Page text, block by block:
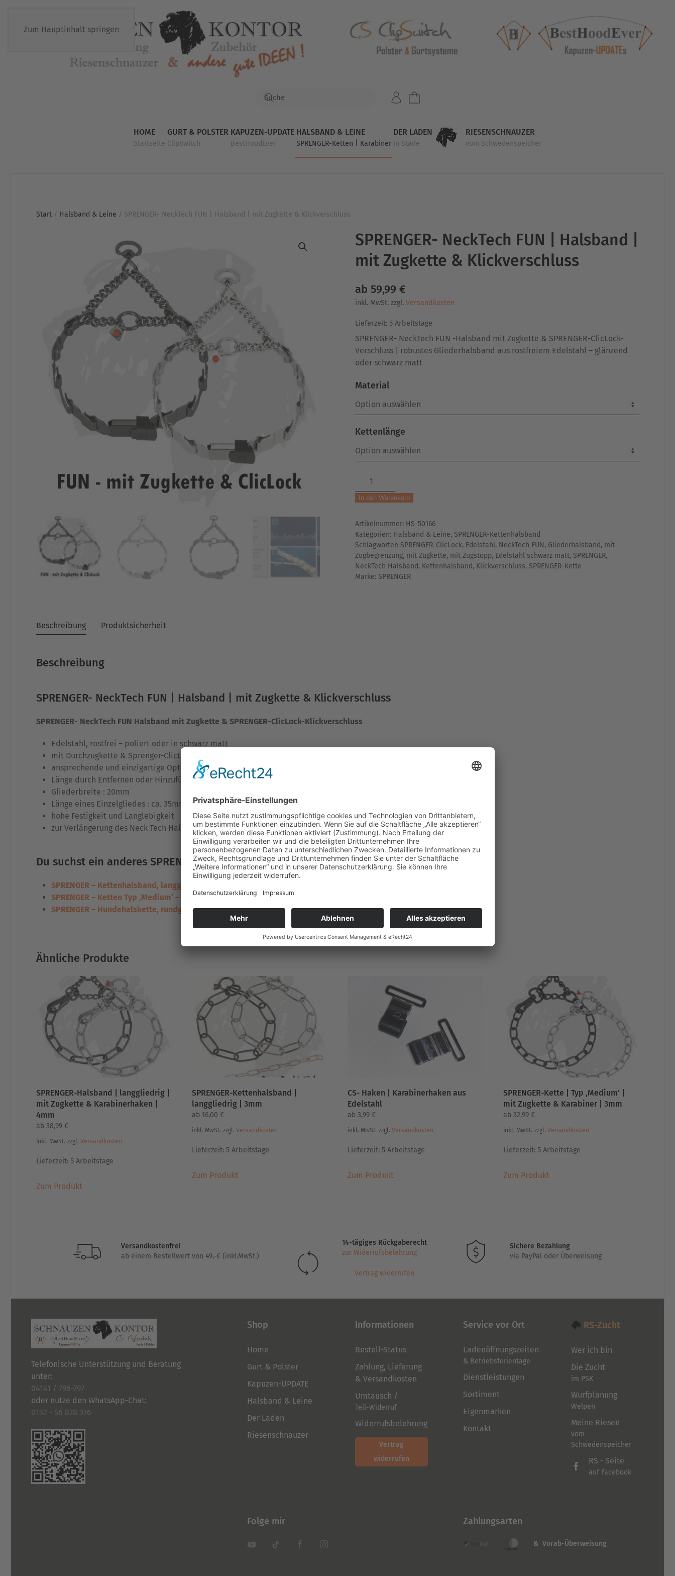
Zum Hauptinhalt springen
HOME
Startseite
GURT & POLSTER
ClipSwitch
KAPUZEN-UPDATE
BestHoodEver
HALSBAND & LEINE
SPRENGER-Ketten | Karabiner
DER LADEN
in Stade
RIESENSCHNAUZER
vom Schwedenspeicher
Start / Halsband & Leine / SPRENGER- NeckTech FUN | Halsband | mit Zugkette & Klickverschluss
SPRENGER- NeckTech FUN | Halsband |
mit Zugkette & Klickverschluss
ab 59,99 €
inkl. MwSt. zzgl. Versandkosten
Lieferzeit: 5 Arbeitstage
SPRENGER- NeckTech FUN -Halsband mit Zugkette & SPRENGER-ClicLock-
Verschluss | robustes Gliederhalsband aus rostfreiem Edelstahl – glänzend
oder schwarz matt
Material
Kettenlänge
SPRENGER-
FUN
Halsband
|
mit
Zugkette
&
In den Warenkorb
Artikelnummer: HS-50166
Kategorien: Halsband & Leine, SPRENGER-Kettenhalsband
Schlagwörter: SPRENGER-ClicLock, Edelstahl, NeckTech FUN, Gliederhalsband, mit
Zugbegrenzung, mit Zugkette, mit Zugstopp, Edelstahl schwarz matt, SPRENGER,
NeckTech Halsband, Kettenhalsband, Klickverschluss, SPRENGER-Kette
Marke: SPRENGER
Beschreibung Produktsicherheit
Beschreibung
SPRENGER- NeckTech FUN | Halsband | mit Zugkette & Klickverschluss
SPRENGER- NeckTech FUN Halsband mit Zugkette & SPRENGER-ClicLock-Klickverschluss
Edelstahl, rostfrei – poliert oder in schwarz matt
mit Durchzugkette & Sprenger-ClicLock – Klickverschluss für ein einfaches Anlegen des Halsbandes
ansprechende und einzigartige Optik
Länge durch Entfernen oder Hinzufügen einzelner Glieder variierbar
Gliederbreite : 20mm
Länge eines Einzelgliedes : ca. 35mm
hohe Festigkeit und Langlebigkeit
zur Verlängerung des Neck Tech Halsbandes sindErsatzgliederhier im Online-Shop erhältlich
Du suchst ein anderes SPRENGER Gliederhalsband für Deinen Hund ?
SPRENGER – Kettenhalsband, langgliedrig
SPRENGER – Ketten Typ ‚Medium‘ – mit mittellangen Kettengliedern
SPRENGER – Hundehalskette, rundgliedrig
Ähnliche Produkte
SPRENGER-Halsband | langgliedrig |
mit Zugkette & Karabinerhaken |
4mm
ab 38,99 €
inkl. MwSt. zzgl. Versandkosten
Lieferzeit: 5 Arbeitstage
Zum ProduktProdukt
Die
Optionen
gewählt
werden
SPRENGER-Kettenhalsband |
langgliedrig | 3mm
ab 16,00 €
inkl. MwSt. zzgl. Versandkosten
Lieferzeit: 5 Arbeitstage
Zum ProduktProdukt
können
Produktseite
werden
CS- Haken | Karabinerhaken aus
Edelstahl
ab 3,99 €
inkl. MwSt. zzgl. Versandkosten
Lieferzeit: 5 Arbeitstage
Zum ProduktProdukt
Optionen
auf
Produktseite
werden
SPRENGER-Kette | Typ ‚Medium‘ |
mit Zugkette & Karabiner | 3mm
ab 32,99 €
inkl. MwSt. zzgl. Versandkosten
Lieferzeit: 5 Arbeitstage
Zum ProduktProdukt
Optionen
können
Produktseite
werden
Versandkostenfrei
ab einem Bestellwert von 49,-€ (inkl.MwSt.)
14-tägiges Rückgaberecht
zur Widerrufsbelehrung
Vertrag widerrufen
Sichere Bezahlung
via PayPal oder Überweisung
Telefonische Unterstützung und Beratung
unter:
04141 / 796-797
oder nutze den WhatsApp-Chat:
0152 - 56 878 376
Shop
Home
Gurt & Polster
Kapuzen-UPDATE
Halsband & Leine
Der Laden
Riesenschnauzer
Informationen
Bestell-Status
Zahlung, Lieferung
& Versandkosten
Umtausch /
Teil-Widerruf
Widerrufsbelehrung
Vertrag
widerrufen
Service vor Ort
Ladenöffnungszeiten
& Betriebsferientage
Dienstleistungen
Sortiment
Eigenmarken
Kontakt
RS-Zucht
Wer ich bin
Die Zucht
im PSK
Wurfplanung
Welpen
Meine Riesen
vom
Schwedenspeicher
RS - Seite
auf Facebook
Folge mir Zahlungsarten
& Vorab-Überweisung